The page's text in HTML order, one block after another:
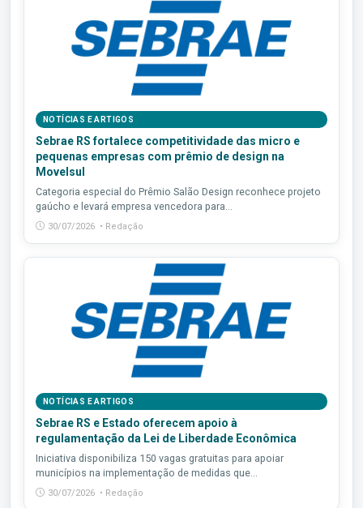
NOTÍCIAS E ARTIGOS
Sebrae RS fortalece competitividade das micro e
pequenas empresas com prêmio de design na
Movelsul
Categoria especial do Prêmio Salão Design reconhece projeto
gaúcho e levará empresa vencedora para...
30/07/2026 • Redação
NOTÍCIAS E ARTIGOS
Sebrae RS e Estado oferecem apoio à
regulamentação da Lei de Liberdade Econômica
Iniciativa disponibiliza 150 vagas gratuitas para apoiar
municípios na implementação de medidas que...
30/07/2026 • Redação